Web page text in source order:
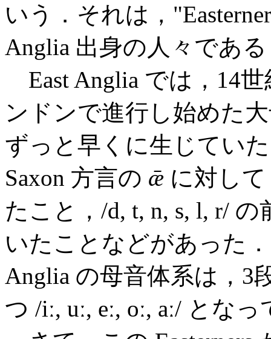
いう．それは，
Anglia 出身の人々であ
East Anglia では，14
ンドンで進行し始めた
ずっと早くに生じてい
Saxon 方言の ǣ に対し
たこと，/d, t, n, s, l, r/
いたことなどがあった
Anglia の母音体系は，3
つ /iː, uː, eː, oː, aː/ とな